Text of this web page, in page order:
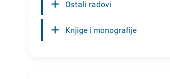
Ostali radovi
Knjige i monografije